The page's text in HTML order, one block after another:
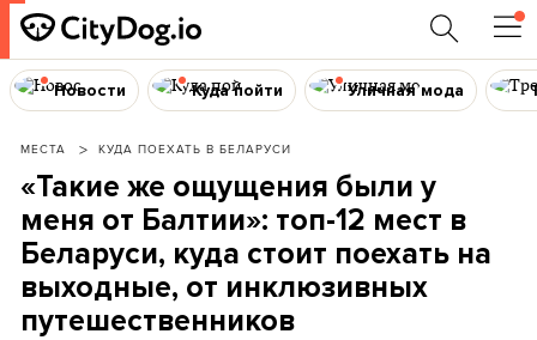
Новости Куда пойти Уличная мода
МЕСТА КУДА ПОЕХАТЬ В БЕЛАРУСИ
«Такие же ощущения были у
меня от Балтии»: топ-12 мест в
Беларуси, куда стоит поехать на
выходные, от инклюзивных
путешественников